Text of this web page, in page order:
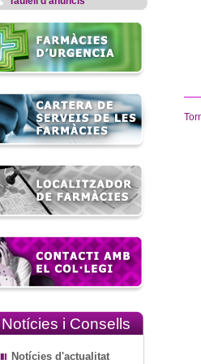
Notícies i Consells
Notícies d'actualitat